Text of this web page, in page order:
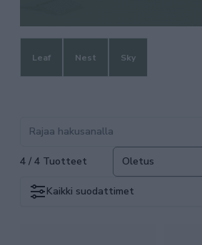
Leaf Nest Sky
4 / 4 Tuotteet
Kaikki suodattimet